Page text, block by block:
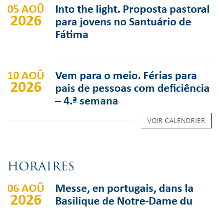
05 AOÛ
2026
Into the light. Proposta pastoral
para jovens no Santuário de
Fátima
10 AOÛ
2026
Vem para o meio. Férias para
pais de pessoas com deficiência
– 4.ª semana
VOIR CALENDRIER
HORAIRES
06 AOÛ
2026
Messe, en portugais, dans la
Basilique de Notre-Dame du